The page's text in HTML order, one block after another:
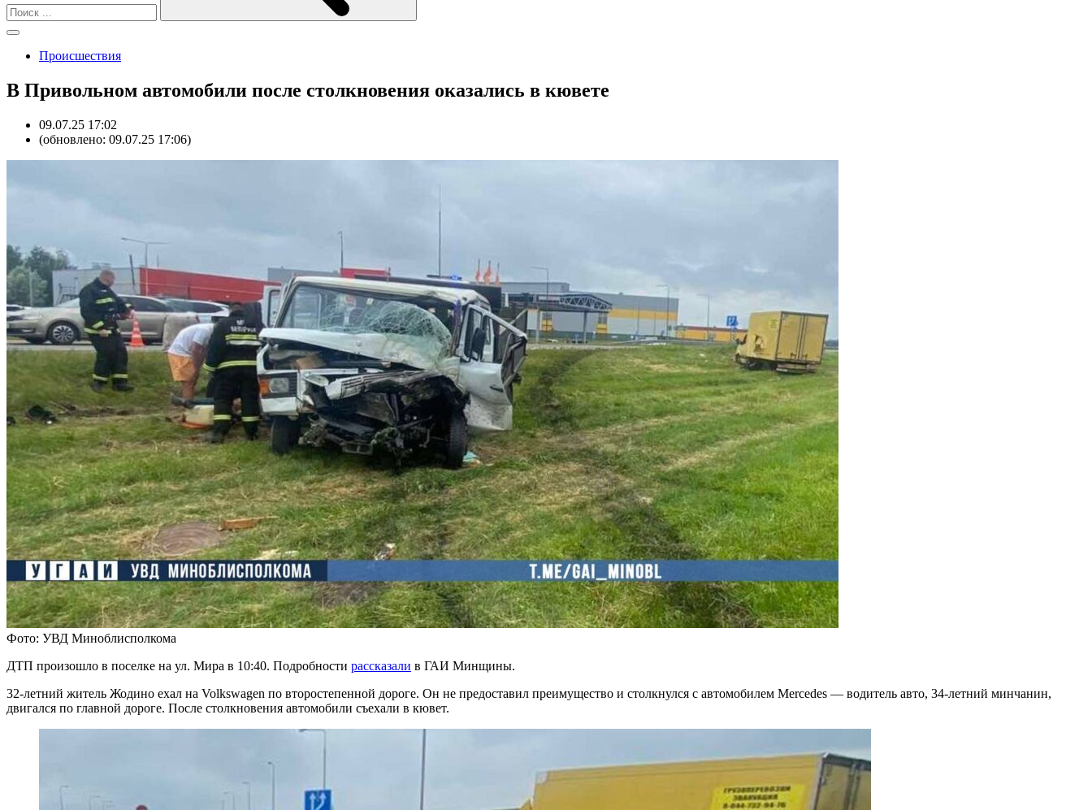
Происшествия
В Привольном автомобили после столкновения оказались в кювете
09.07.25 17:02
(обновлено: 09.07.25 17:06)
Фото: УВД Миноблисполкома
ДТП произошло в поселке на ул. Мира в 10:40. Подробности рассказали в ГАИ Минщины.
32-летний житель Жодино ехал на Volkswagen по второстепенной дороге. Он не предоставил преимущество и столкнулся с автомобилем Mercedes — водитель авто, 34-летний минчанин,
двигался по главной дороге. После столкновения автомобили съехали в кювет.